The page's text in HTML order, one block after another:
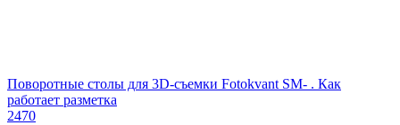
Поворотные столы для 3D-съемки Fotokvant SM- . Как
работает разметка
2470